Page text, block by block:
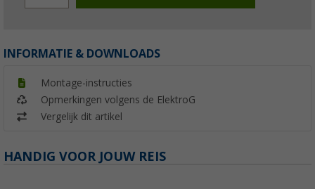
INFORMATIE & DOWNLOADS
Montage-instructies
Opmerkingen volgens de ElektroG
Vergelijk dit artikel
HANDIG VOOR JOUW REIS